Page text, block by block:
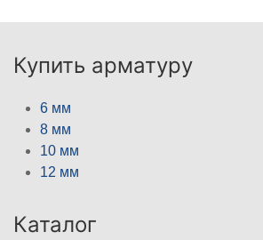
Купить арматуру
6 мм
8 мм
10 мм
12 мм
Каталог